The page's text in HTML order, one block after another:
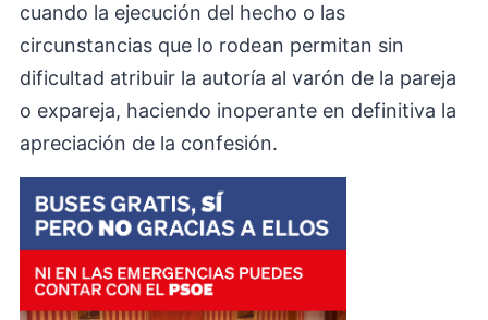
cuando la ejecución del hecho o las
circunstancias que lo rodean permitan sin
dificultad atribuir la autoría al varón de la pareja
o expareja, haciendo inoperante en definitiva la
apreciación de la confesión.